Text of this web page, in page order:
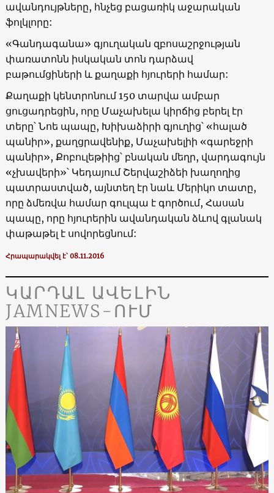
ավանդույթները, հնչեց բացառիկ աջարական
ֆոլկլորը:
«Գանդագանա» գյուղական զբոսաշրջության
փառատոնն իսկական տոն դարձավ
բաթումցիների և քաղաքի հյուրերի համար:
Քաղաքի կենտրոնում 150 տարվա ամբար
ցուցադրեցին, որը Մաչախելա կիրճից բերել էր
տերը՝ Նոե պապը, Խիխաձիրի գյուղից՝ «հալած
պանիր», քաղցրավենիք, Մաչախելիի «գարեջրի
պանիր», Քոբուլեթիից՝ բնական մեղր, վարդագույն
«չխավերի»՝ Կեդայում Շերվաշիձեի խաղողից
պատրաստված, այնտեղ էր նաև Մերիկո տատը,
որը ձմեռվա համար գուլպա է գործում, Հասան
պապը, որը հյուրերին ավանդական ձևով գլանակ
փաթաթել է սովորեցնում:
Հրապարակվել է՝ 08.11.2016
ԿԱՐԴԱԼ ԱՎԵԼԻՆ
JAMNEWS-ՈՒՄ